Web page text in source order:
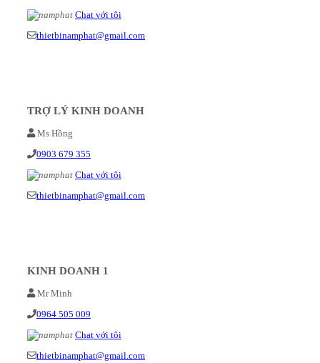
Chat với tôi
thietbinamphat@gmail.com
TRỢ LÝ KINH DOANH
Ms Hồng
0903 679 355
Chat với tôi
thietbinamphat@gmail.com
KINH DOANH 1
Mr Minh
0964 505 009
Chat với tôi
thietbinamphat@gmail.com